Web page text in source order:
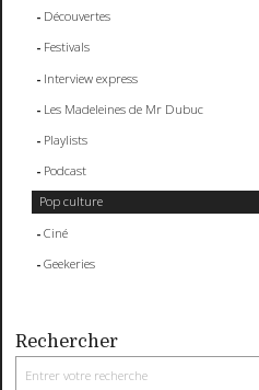
Découvertes
Festivals
Interview express
Les Madeleines de Mr Dubuc
Playlists
Podcast
Pop culture
Ciné
Geekeries
Rechercher